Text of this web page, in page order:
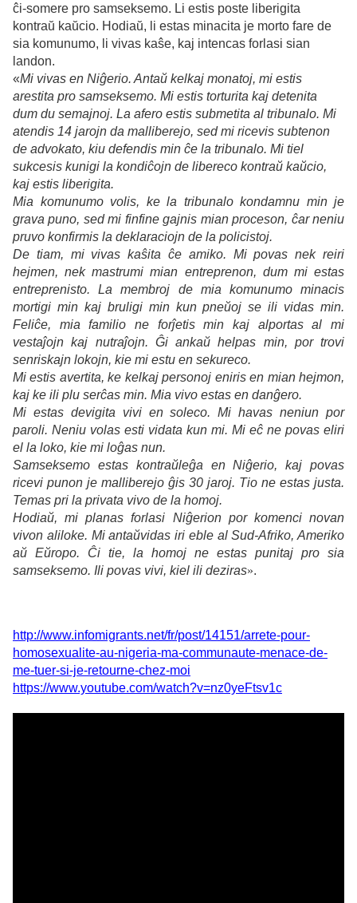
ĉi-somere pro samseksemo. Li estis poste liberigita
kontraŭ kaŭcio. Hodiaŭ, li estas minacita je morto fare de
sia komunumo, li vivas kaŝe, kaj intencas forlasi sian
landon.
«Mi vivas en Niĝerio. Antaŭ kelkaj monatoj, mi estis
arestita pro samseksemo. Mi estis torturita kaj detenita
dum du semajnoj. La afero estis submetita al tribunalo. Mi
atendis 14 jarojn da malliberejo, sed mi ricevis subtenon
de advokato, kiu defendis min ĉe la tribunalo. Mi tiel
sukcesis kunigi la kondiĉojn de libereco kontraŭ kaŭcio,
kaj estis liberigita.
Mia komunumo volis, ke la tribunalo kondamnu min je
grava puno, sed mi finfine gajnis mian proceson, ĉar neniu
pruvo konfirmis la deklaraciojn de la policistoj.
De tiam, mi vivas kaŝita ĉe amiko. Mi povas nek reiri
hejmen, nek mastrumi mian entreprenon, dum mi estas
entreprenisto. La membroj de mia komunumo minacis
mortigi min kaj bruligi min kun pneŭoj se ili vidas min.
Feliĉe, mia familio ne forĵetis min kaj alportas al mi
vestaĵojn kaj nutraĵojn. Ĝi ankaŭ helpas min, por trovi
senriskajn lokojn, kie mi estu en sekureco.
Mi estis avertita, ke kelkaj personoj eniris en mian hejmon,
kaj ke ili plu serĉas min. Mia vivo estas en danĝero.
Mi estas devigita vivi en soleco. Mi havas neniun por
paroli. Neniu volas esti vidata kun mi. Mi eĉ ne povas eliri
el la loko, kie mi loĝas nun.
Samseksemo estas kontraŭleĝa en Niĝerio, kaj povas
ricevi punon je malliberejo ĝis 30 jaroj. Tio ne estas justa.
Temas pri la privata vivo de la homoj.
Hodiaŭ, mi planas forlasi Niĝerion por komenci novan
vivon aliloke. Mi antaŭvidas iri eble al Sud-Afriko, Ameriko
aŭ Eŭropo. Ĉi tie, la homoj ne estas punitaj pro sia
samseksemo. Ili povas vivi, kiel ili deziras».
http://www.infomigrants.net/fr/post/14151/arrete-pour-
homosexualite-au-nigeria-ma-communaute-menace-de-
me-tuer-si-je-retourne-chez-moi
https://www.youtube.com/watch?v=nz0yeFtsv1c